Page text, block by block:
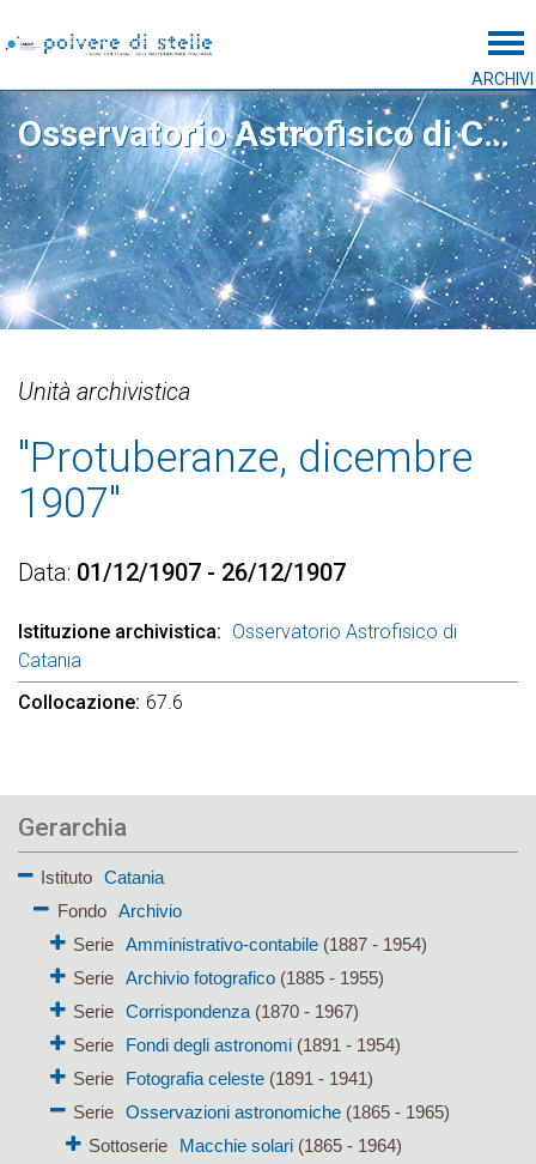
ARCHIVI
Osservatorio Astrofisico di Catania
Unità archivistica
"Protuberanze, dicembre
1907"
Data 01/12/1907 - 26/12/1907
Istituzione archivistica
Osservatorio Astrofisico di
Catania
Collocazione 67.6
Gerarchia
Istituto
Catania
Fondo
Archivio
Serie Amministrativo-contabile(1887 - 1954)
Serie Archivio fotografico(1885 - 1955)
Serie Corrispondenza(1870 - 1967)
Serie
Fondi degli astronomi(1891 - 1954)
Serie
Fotografia celeste(1891 - 1941)
Serie Osservazioni astronomiche(1865 - 1965)
Sottoserie
Macchie solari (1865 - 1964)